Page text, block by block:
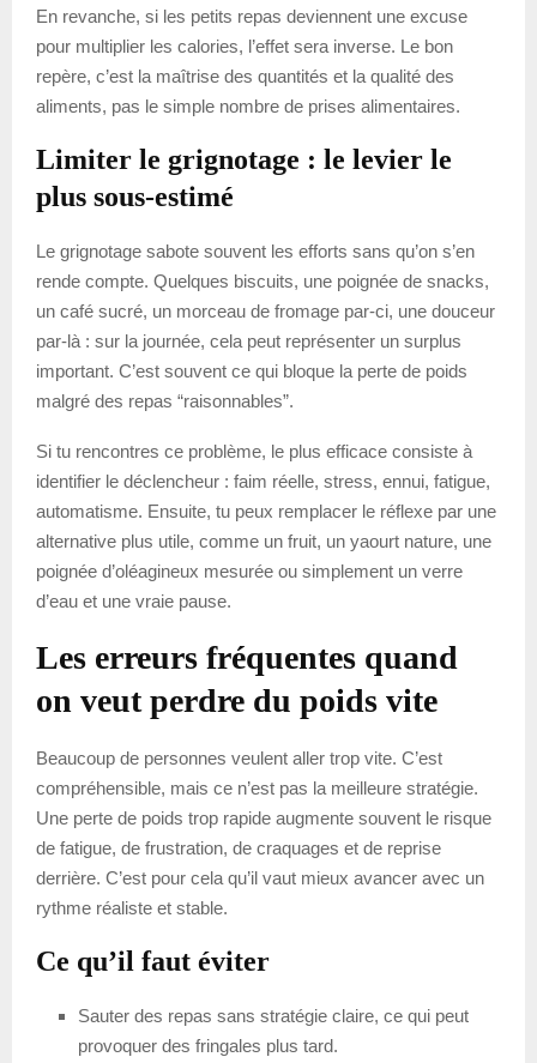
En revanche, si les petits repas deviennent une excuse
pour multiplier les calories, l’effet sera inverse. Le bon
repère, c’est la maîtrise des quantités et la qualité des
aliments, pas le simple nombre de prises alimentaires.
Limiter le grignotage : le levier le
plus sous-estimé
Le grignotage sabote souvent les efforts sans qu’on s’en
rende compte. Quelques biscuits, une poignée de snacks,
un café sucré, un morceau de fromage par-ci, une douceur
par-là : sur la journée, cela peut représenter un surplus
important. C’est souvent ce qui bloque la perte de poids
malgré des repas “raisonnables”.
Si tu rencontres ce problème, le plus efficace consiste à
identifier le déclencheur : faim réelle, stress, ennui, fatigue,
automatisme. Ensuite, tu peux remplacer le réflexe par une
alternative plus utile, comme un fruit, un yaourt nature, une
poignée d’oléagineux mesurée ou simplement un verre
d’eau et une vraie pause.
Les erreurs fréquentes quand
on veut perdre du poids vite
Beaucoup de personnes veulent aller trop vite. C’est
compréhensible, mais ce n’est pas la meilleure stratégie.
Une perte de poids trop rapide augmente souvent le risque
de fatigue, de frustration, de craquages et de reprise
derrière. C’est pour cela qu’il vaut mieux avancer avec un
rythme réaliste et stable.
Ce qu’il faut éviter
Sauter des repas sans stratégie claire, ce qui peut
provoquer des fringales plus tard.